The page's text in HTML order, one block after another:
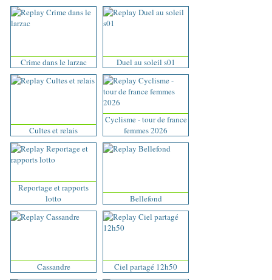
Crime dans le larzac Duel au soleil s01
Cultes et relais
Cyclisme - tour de france
femmes 2026
Reportage et rapports
lotto
Bellefond
Cassandre Ciel partagé 12h50